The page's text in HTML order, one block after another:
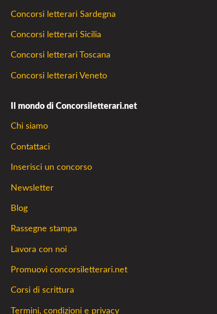
Concorsi letterari Sardegna
Concorsi letterari Sicilia
Concorsi letterari Toscana
Concorsi letterari Veneto
Il mondo di Concorsiletterari.net
Chi siamo
Contattaci
Inserisci un concorso
Newsletter
Blog
Rassegne stampa
Lavora con noi
Promuovi concorsiletterari.net
Corsi di scrittura
Termini, condizioni e privacy